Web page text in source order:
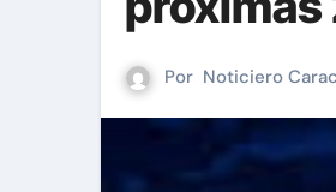
Por Noticiero